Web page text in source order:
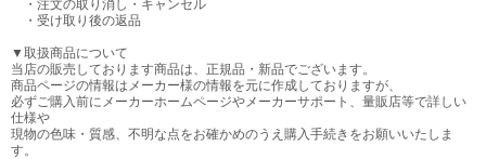
・注文の取り消し・キャンセル
・受け取り後の返品
▼取扱商品について
当店の販売しております商品は、正規品・新品でございます。
商品ページの情報はメーカー様の情報を元に作成しておりますが、
必ずご購入前にメーカーホームページやメーカーサポート、量販店等で詳しい
仕様や
現物の色味・質感、不明な点をお確かめのうえ購入手続きをお願いいたしま
す。